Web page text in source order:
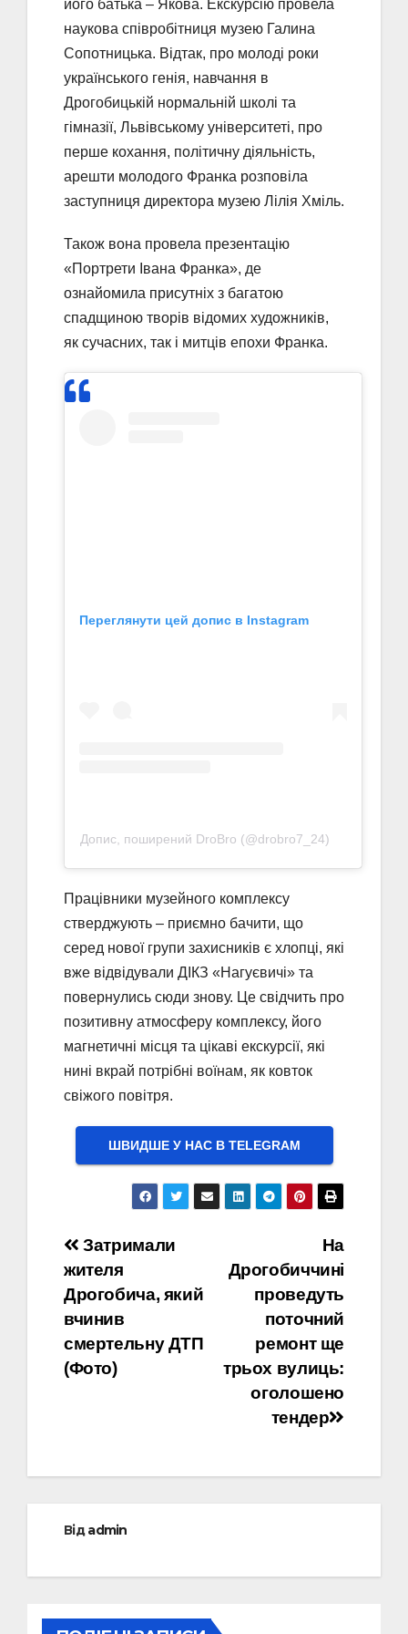
його батька – Якова. Екскурсію провела
наукова співробітниця музею Галина
Сопотницька. Відтак, про молоді роки
українського генія, навчання в
Дрогобицькій нормальній школі та
гімназії, Львівському університеті, про
перше кохання, політичну діяльність,
арешти молодого Франка розповіла
заступниця директора музею Лілія Хміль.
Також вона провела презентацію
«Портрети Івана Франка», де
ознайомила присутніх з багатою
спадщиною творів відомих художників,
як сучасних, так і митців епохи Франка.
Переглянути цей допис в Instagram
Допис, поширений DroBro (@drobro7_24)
Працівники музейного комплексу
стверджують – приємно бачити, що
серед нової групи захисників є хлопці, які
вже відвідували ДІКЗ «Нагуєвичі» та
повернулись сюди знову. Це свідчить про
позитивну атмосферу комплексу, його
магнетичні місця та цікаві екскурсії, які
нині вкрай потрібні воїнам, як ковток
свіжого повітря.
ШВИДШЕ У НАС В ТELEGRAM
Навігація
записів
На
Дрогобиччині
проведуть
поточний
ремонт ще
трьох вулиць:
оголошено
тендер
Затримали
жителя
Дрогобича, який
вчинив
смертельну ДТП
(Фото)
Відadmin